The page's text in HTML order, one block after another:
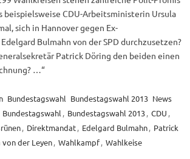
beispielsweise CDU-Arbeitsministerin Ursula
sich in Hannover gegen Ex-
Bulmahn von der SPD durchzusetzen?
Patrick Döring den beiden einen
…“
Bundestagswahl Bundestagswahl 2013 News
Bundestagswahl , Bundestagswahl 2013, CDU ,
, Direktmandat, Edelgard Bulmahn, Patrick
von der Leyen, Wahlkampf, Wahlkeise